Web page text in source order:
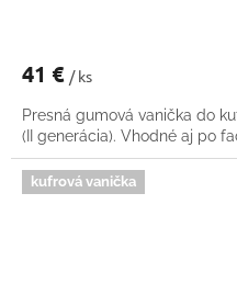
41 € / ks
Presná gumová vanička do
(II generácia). Vhodné aj po
kufrová vanička